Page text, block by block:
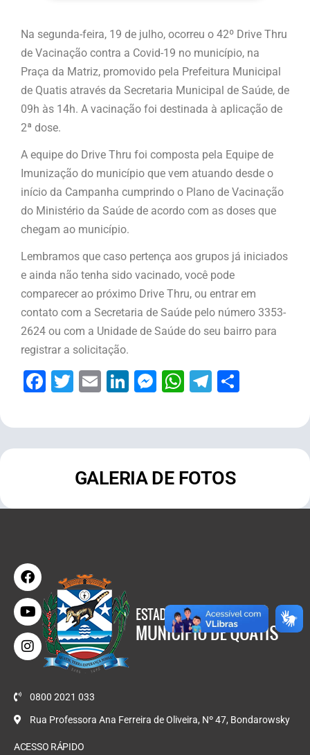
Na segunda-feira, 19 de julho, ocorreu o 42º Drive Thru
de Vacinação contra a Covid-19 no município, na
Praça da Matriz, promovido pela Prefeitura Municipal
de Quatis através da Secretaria Municipal de Saúde, de
09h às 14h. A vacinação foi destinada à aplicação de
2ª dose.
A equipe do Drive Thru foi composta pela Equipe de
Imunização do município que vem atuando desde o
início da Campanha cumprindo o Plano de Vacinação
do Ministério da Saúde de acordo com as doses que
chegam ao município.
Lembramos que caso pertença aos grupos já iniciados
e ainda não tenha sido vacinado, você pode
comparecer ao próximo Drive Thru, ou entrar em
contato com a Secretaria de Saúde pelo número 3353-
2624 ou com a Unidade de Saúde do seu bairro para
registrar a solicitação.
Facebook
Twitter
EmailLinkedIn
Messenger
WhatsApp
Telegram
GALERIA DE FOTOS
0800 2021 033
Rua Professora Ana Ferreira de Oliveira, Nº 47, Bondarowsky
ACESSO RÁPIDO